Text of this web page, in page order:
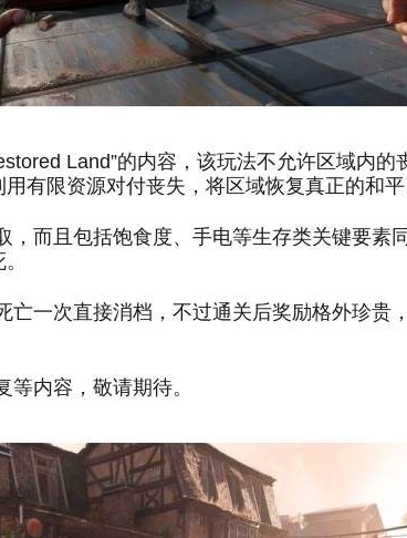
Land”的内容，该玩法不允许区域内的
有限资源对付丧失，将区域恢复真正的和平
，而且包括饱食度、手电等生存类关键要素
亡一次直接消档，不过通关后奖励格外珍贵
等内容，敬请期待。